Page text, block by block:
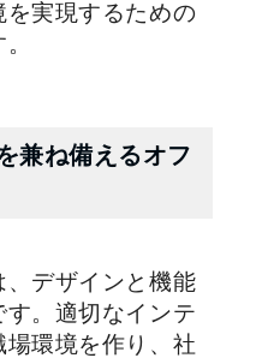
を実現するための
兼ね備えるオフ
デザインと機能
。適切なインテ
場環境を作り、社